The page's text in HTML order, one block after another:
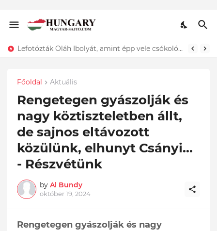
Lefotózták Oláh Ibolyát, amint épp vele csókolózik - EZT nem hiszed el, kinek a karjában kötött ki...ÍME
Főoldal Aktuális
Rengetegen gyászolják és
nagy köztiszteletben állt,
de sajnos eltávozott
közülünk, elhunyt Csányi...
- Részvétünk
by Al Bundy
október 19, 2024
Rengetegen gyászolják és nagy